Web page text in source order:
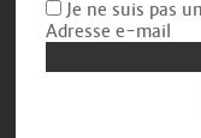
Je ne suis pas
Adresse e-mail